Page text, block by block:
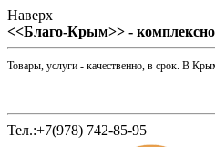
Наверх
<<Благо-Крым>> -
Товары, услуги - качественно, в срок. В
Тел.:+7(978) 742-85-95